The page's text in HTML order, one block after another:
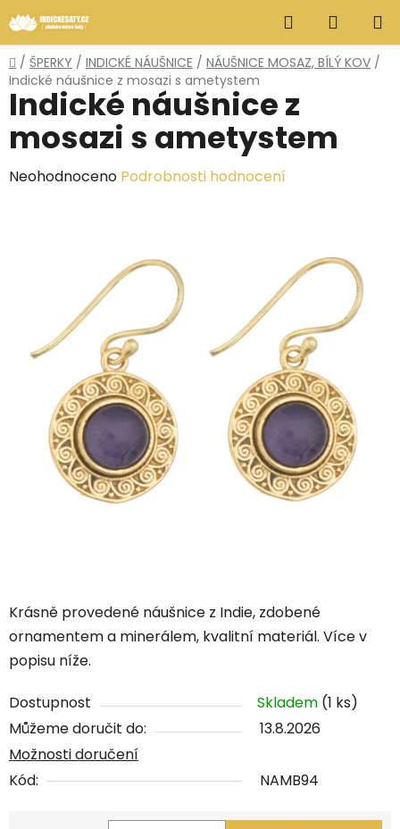
na
obsah
Hledat
KOŠÍK
Domů
/ ŠPERKY / INDICKÉ NÁUŠNICE / NÁUŠNICE MOSAZ, BÍLÝ KOV /
Indické náušnice z mosazi s ametystem
Krásně provedené náušnice z Indie, zdobené
ornamentem a minerálem, kvalitní materiál. Více v
popisu níže.
Dostupnost Skladem (1 ks)
Můžeme doručit do:
13.8.2026
Možnosti doručení
Kód:
NAMB94
Indické náušnice z
mosazi s ametystem
Průměrné
hvězdiček.
Neohodnoceno Podrobnosti hodnocení